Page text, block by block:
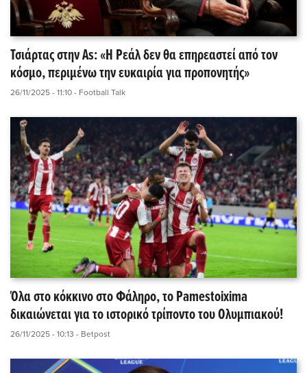
Τσιάρτας στην As: «Η Ρεάλ δεν θα επηρεαστεί από τον
κόσμο, περιμένω την ευκαιρία για προπονητής»
26/11/2025 - 11:10 - Football Talk
Όλα στο κόκκινο στο Φάληρο, το Pamestoixima
δικαιώνεται για το ιστορικό τρίποντο του Ολυμπιακού!
26/11/2025 - 10:13 - Betpost